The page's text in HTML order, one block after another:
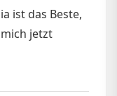
ist das Beste,
jetzt